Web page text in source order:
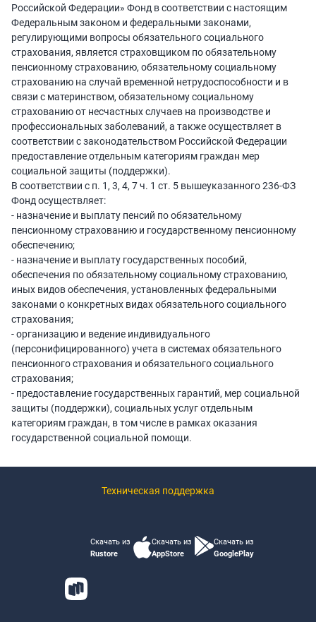
Российской Федерации» Фонд в соответствии с настоящим
Федеральным законом и федеральными законами,
регулирующими вопросы обязательного социального
страхования, является страховщиком по обязательному
пенсионному страхованию, обязательному социальному
страхованию на случай временной нетрудоспособности и в
связи с материнством, обязательному социальному
страхованию от несчастных случаев на производстве и
профессиональных заболеваний, а также осуществляет в
соответствии с законодательством Российской Федерации
предоставление отдельным категориям граждан мер
социальной защиты (поддержки).
В соответствии с п. 1, 3, 4, 7 ч. 1 ст. 5 вышеуказанного 236-ФЗ
Фонд осуществляет:
- назначение и выплату пенсий по обязательному
пенсионному страхованию и государственному пенсионному
обеспечению;
- назначение и выплату государственных пособий,
обеспечения по обязательному социальному страхованию,
иных видов обеспечения, установленных федеральными
законами о конкретных видах обязательного социального
страхования;
- организацию и ведение индивидуального
(персонифицированного) учета в системах обязательного
пенсионного страхования и обязательного социального
страхования;
- предоставление государственных гарантий, мер социальной
защиты (поддержки), социальных услуг отдельным
категориям граждан, в том числе в рамках оказания
государственной социальной помощи.
Техническая поддержка
Скачать из
Rustore
Скачать из
AppStore
Скачать из
GooglePlay